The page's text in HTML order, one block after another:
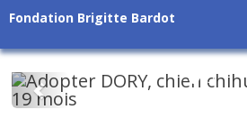
Fondation Brigitte Bardot
Précédent